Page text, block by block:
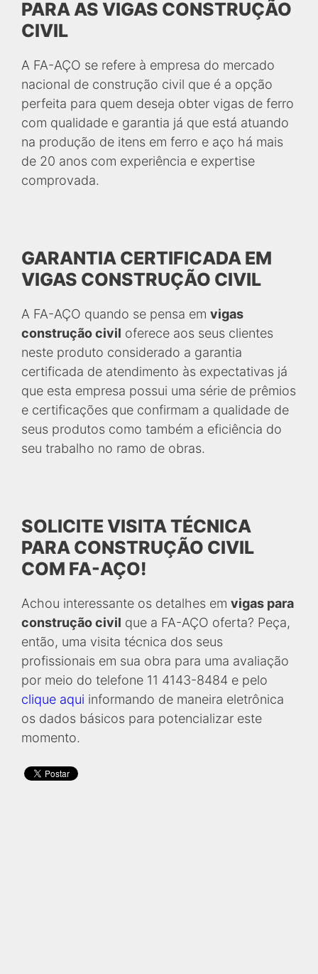
PARA AS VIGAS CONSTRUÇÃO
CIVIL
A FA-AÇO se refere à empresa do mercado
nacional de construção civil que é a opção
perfeita para quem deseja obter vigas de ferro
com qualidade e garantia já que está atuando
na produção de itens em ferro e aço há mais
de 20 anos com experiência e expertise
comprovada.
GARANTIA CERTIFICADA EM
VIGAS CONSTRUÇÃO CIVIL
A FA-AÇO quando se pensa em vigas
construção civil oferece aos seus clientes
neste produto considerado a garantia
certificada de atendimento às expectativas já
que esta empresa possui uma série de prêmios
e certificações que confirmam a qualidade de
seus produtos como também a eficiência do
seu trabalho no ramo de obras.
SOLICITE VISITA TÉCNICA
PARA CONSTRUÇÃO CIVIL
COM FA-AÇO!
Achou interessante os detalhes em vigas para
construção civil que a FA-AÇO oferta? Peça,
então, uma visita técnica dos seus
profissionais em sua obra para uma avaliação
por meio do telefone 11 4143-8484 e pelo
clique aqui informando de maneira eletrônica
os dados básicos para potencializar este
momento.